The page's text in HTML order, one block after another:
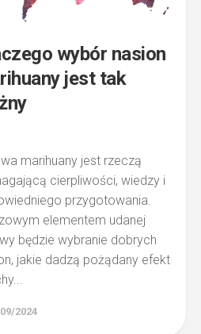
wybór nasion
jest tak
marihuany jest rzeczą
cierpliwości, wiedzy i
przygotowania.
elementem udanej
będzie wybranie dobrych
jakie dadzą pożądany efekt
2024